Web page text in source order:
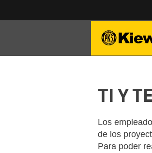
TI Y
Los
de los
Para poder